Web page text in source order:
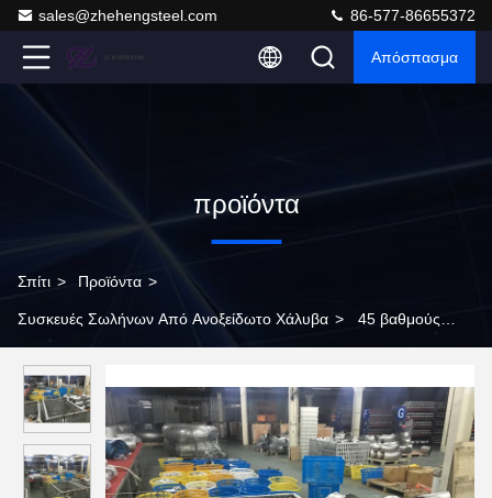
sales@zhehengsteel.com 86-577-86655372
Απόσπασμα
προϊόντα
Σπίτι > Προϊόντα >
Συσκευές Σωλήνων Από Ανοξείδωτο Χάλυβα > 45 βαθμούς